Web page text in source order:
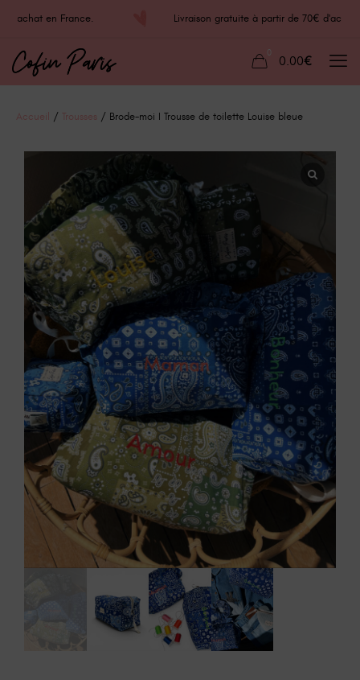
d'achat en France. Livraison gratuite à partir de 70€
0
0.00€
Accueil / Trousses / Brode-moi I Trousse de toilette Louise bleue